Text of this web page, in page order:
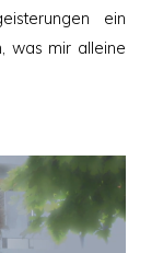
ein
was mir alleine